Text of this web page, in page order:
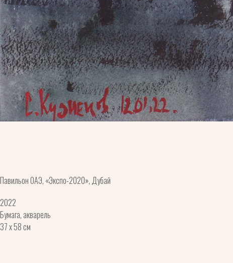
Павильон ОАЭ, «Экспо-2020», Дубай
2022
Бумага, акварель
37 x 58 см